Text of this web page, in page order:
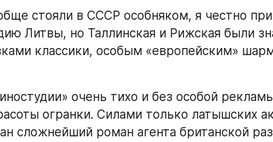
стояли в СССР особняком, я честно
Литвы, но Таллинская и Рижская были
классики, особым «европейским»
очень тихо и без особой
огранки. Силами только латышских
сложнейший роман агента британской